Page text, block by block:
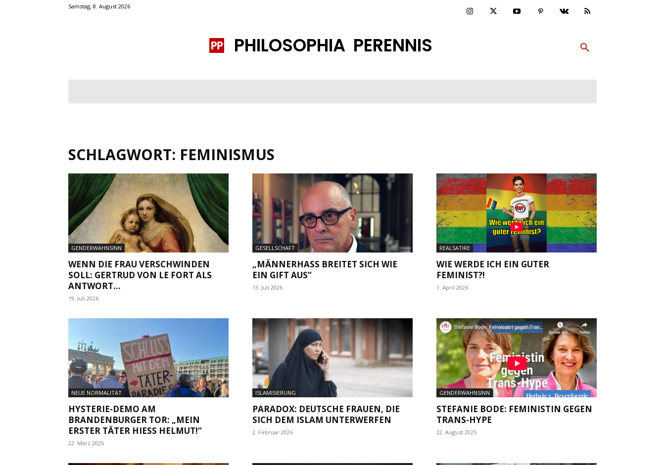
Samstag, 8. August 2026
PHILOSOPHIA PERENNIS
SCHLAGWORT: FEMINISMUS
GENDERWAHNSINN
WENN DIE FRAU VERSCHWINDEN
SOLL: GERTRUD VON LE FORT ALS
ANTWORT...
19. Juli 2026
GESELLSCHAFT
„MÄNNERHASS BREITET SICH WIE
EIN GIFT AUS“
13. Juli 2026
REALSATIRE
WIE WERDE ICH EIN GUTER
FEMINIST?!
1. April 2026
NEUE NORMALITÄT
HYSTERIE-DEMO AM
BRANDENBURGER TOR: „MEIN
ERSTER TÄTER HIESS HELMUT!“
22. März 2026
ISLAMISIERUNG
PARADOX: DEUTSCHE FRAUEN, DIE
SICH DEM ISLAM UNTERWERFEN
2. Februar 2026
GENDERWAHNSINN
STEFANIE BODE: FEMINISTIN GEGEN
TRANS-HYPE
22. August 2025